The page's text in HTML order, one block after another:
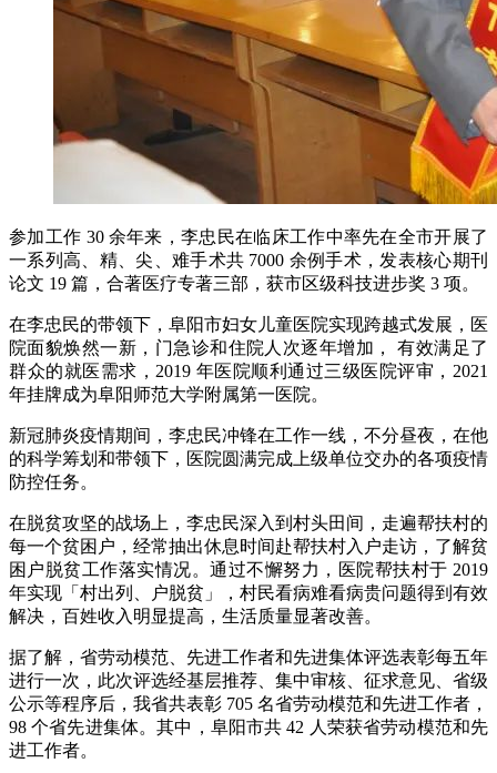
参加工作 30 余年来，李忠民在临床工作中率先在全市开展了
一系列高、精、尖、难手术共 7000 余例手术，发表核心期刊
论文 19 篇，合著医疗专著三部，获市区级科技进步奖 3 项。
在李忠民的带领下，阜阳市妇女儿童医院实现跨越式发展，医
院面貌焕然一新，门急诊和住院人次逐年增加， 有效满足了
群众的就医需求，2019 年医院顺利通过三级医院评审，2021
年挂牌成为阜阳师范大学附属第一医院。
新冠肺炎疫情期间，李忠民冲锋在工作一线，不分昼夜，在他
的科学筹划和带领下，医院圆满完成上级单位交办的各项疫情
防控任务。
在脱贫攻坚的战场上，李忠民深入到村头田间，走遍帮扶村的
每一个贫困户，经常抽出休息时间赴帮扶村入户走访，了解贫
困户脱贫工作落实情况。通过不懈努力，医院帮扶村于 2019
年实现「村出列、户脱贫」，村民看病难看病贵问题得到有效
解决，百姓收入明显提高，生活质量显著改善。
据了解，省劳动模范、先进工作者和先进集体评选表彰每五年
进行一次，此次评选经基层推荐、集中审核、征求意见、省级
公示等程序后，我省共表彰 705 名省劳动模范和先进工作者，
98 个省先进集体。其中，阜阳市共 42 人荣获省劳动模范和先
进工作者。